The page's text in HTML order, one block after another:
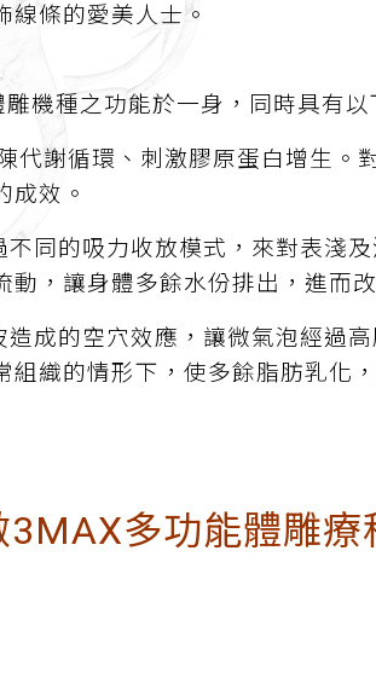
線條的愛美人士。
機種之功能於一身，同時具有以
代謝循環、刺激膠原蛋白增生。
成效。
不同的吸力收放模式，來對表淺
動，讓身體多餘水份排出，進而
造成的空穴效應，讓微氣泡經過
組織的情形下，使多餘脂肪乳化
多功能體雕療